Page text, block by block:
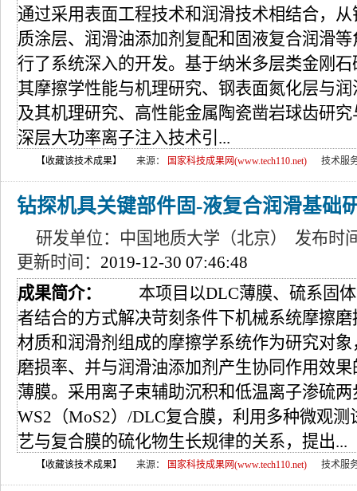
通过采用表面工程技术和润滑技术相结合，
质涂层、润滑油添加剂复配和固液复合润滑
行了系统深入的开发。基于纳米多层类金刚
其摩擦学性能与机理研究、钢表面氮化层与
及其机理研究、高性能金属陶瓷凿岩球齿研
深层大功率离子注入技术引...
【收藏该技术成果】 来源： 国家科技成果网(www.tech110.net) 技术服
钻探机具关键部件固-液复合润滑基础
研发单位：中国地质大学（北京） 发布时
更新时间： 2019-12-30 07:46:48
成果简介：
本项目以DLC薄膜、硫系固体
者结合的方式解决苛刻条件下机械系统摩擦
材质和润滑剂组成的摩擦学系统作为研究对
磨损率、并与润滑油添加剂产生协同作用效
薄膜。采用离子束辅助沉积和低温离子渗硫
WS2（MoS2）/DLC复合膜，利用多种微观
艺与复合膜的硫化物生长规律的关系，提出...
【收藏该技术成果】 来源： 国家科技成果网(www.tech110.net) 技术服